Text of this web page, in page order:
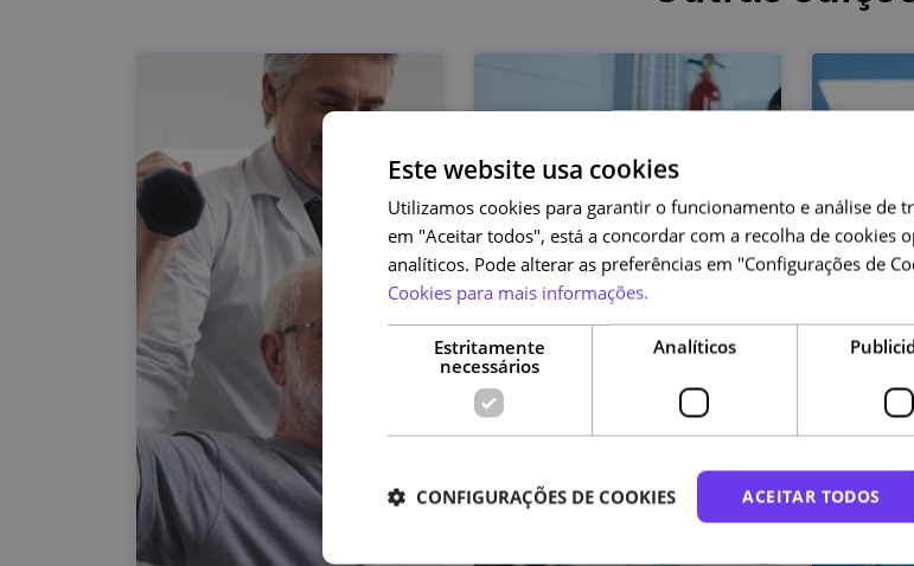
Este website usa cookies
Utilizamos cookies para garantir o funcionamento e análise de
em "Aceitar todos", está a concordar com a recolha de cookies
analíticos. Pode alterar as preferências em "Configurações de
Cookies para mais informações.
Estritamente
necessários
Analíticos
ACEITAR TODOS
CONFIGURAÇÕES DE COOKIES